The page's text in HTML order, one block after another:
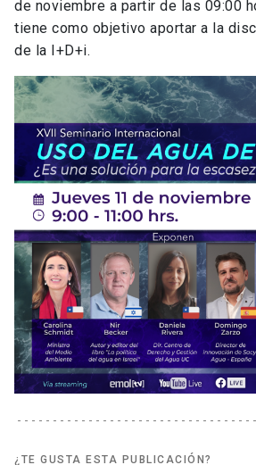
de noviembre a partir de las 09:00
tiene como objetivo aportar a la
de la I+D+i.
¿TE GUSTA ESTA PUBLICACIÓN?